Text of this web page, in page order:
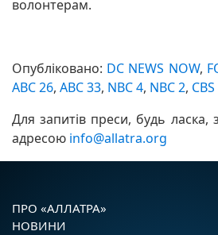
волонтерам.
Опубліковано: DC NEWS NOW,
ABC 26, ABC 33, NBC 4, NBC 2,
Для запитів преси, будь ласка,
адресою info@allatra.org
ПРО «АЛЛАТРА»
НОВИНИ